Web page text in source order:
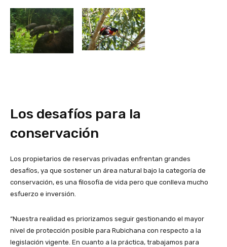
Los desafíos para la
conservación
Los propietarios de reservas privadas enfrentan grandes
desafíos, ya que sostener un área natural bajo la categoría de
conservación, es una filosofía de vida pero que conlleva mucho
esfuerzo e inversión.
“Nuestra realidad es priorizamos seguir gestionando el mayor
nivel de protección posible para Rubichana con respecto a la
legislación vigente. En cuanto a la práctica, trabajamos para